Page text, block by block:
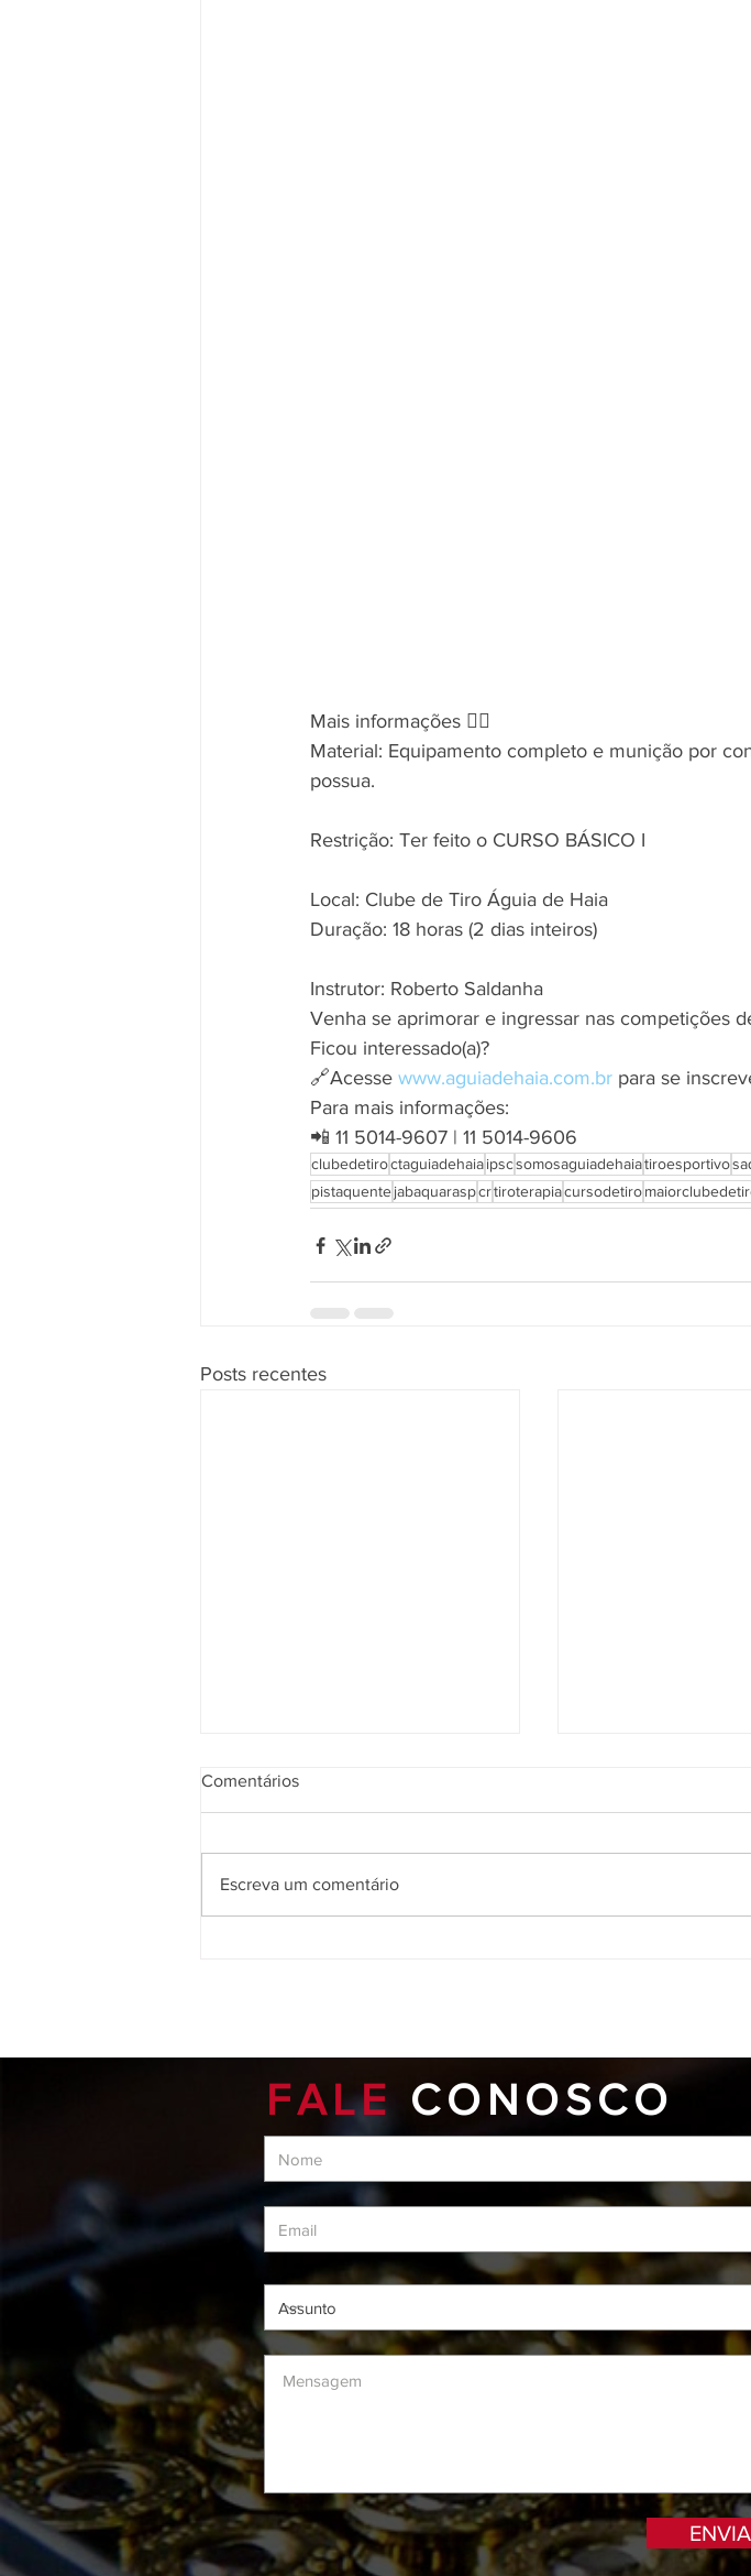
Mais informações 👇🏼
Material: Equipamento completo e munição por
possua.
Restrição: Ter feito o CURSO BÁSICO I
Local: Clube de Tiro Águia de Haia
Duração: 18 horas (2 dias inteiros)
Instrutor: Roberto Saldanha
Venha se aprimorar e ingressar nas competições
Ficou interessado(a)?
🔗Acesse www.aguiadehaia.com.br para se
Para mais informações:
📲 11 5014-9607 | 11 5014-9606
clubedetiroctaguiadehaiaipscsomosaguiadehaiatiroesportivo
pistaquentejabaquaraspcrtiroterapiacursodetiro
Posts recentes
Comentários
Escreva um comentário
FALE CONOSCO